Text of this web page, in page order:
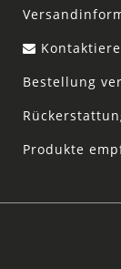
Bestellung
Produkte